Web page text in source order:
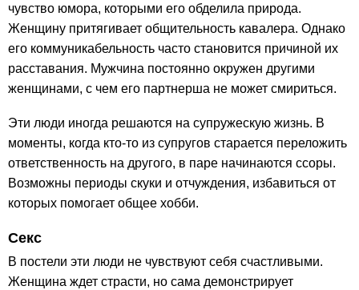
чувство юмора, которыми его обделила природа.
Женщину притягивает общительность кавалера. Однако
его коммуникабельность часто становится причиной их
расставания. Мужчина постоянно окружен другими
женщинами, с чем его партнерша не может смириться.
Эти люди иногда решаются на супружескую жизнь. В
моменты, когда кто-то из супругов старается переложить
ответственность на другого, в паре начинаются ссоры.
Возможны периоды скуки и отчуждения, избавиться от
которых помогает общее хобби.
Секс
В постели эти люди не чувствуют себя счастливыми.
Женщина ждет страсти, но сама демонстрирует